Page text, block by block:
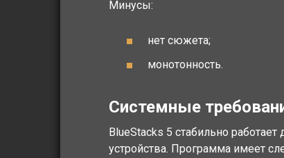
Минусы:
нет сюжета;
монотонность.
Системные
BlueStacks 5 стабильно
устройства. Программа имеет